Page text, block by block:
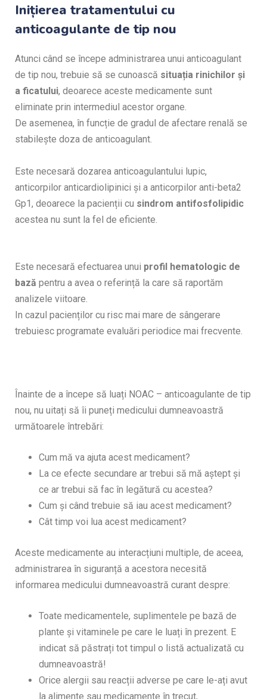
Inițierea tratamentului cu
anticoagulante de tip nou
Atunci când se începe administrarea unui anticoagulant
de tip nou, trebuie să se cunoască situația rinichilor și
a ficatului, deoarece aceste medicamente sunt
eliminate prin intermediul acestor organe.
De asemenea, în funcție de gradul de afectare renală se
stabilește doza de anticoagulant.
Este necesară dozarea anticoagulantului lupic,
anticorpilor anticardiolipinici și a anticorpilor anti-beta2
Gp1, deoarece la pacienții cu sindrom antifosfolipidic
acestea nu sunt la fel de eficiente.
Este necesară efectuarea unui profil hematologic de
bază pentru a avea o referință la care să raportăm
analizele viitoare.
In cazul pacienților cu risc mai mare de sângerare
trebuiesc programate evaluări periodice mai frecvente.
Înainte de a începe să luați NOAC – anticoagulante de tip
nou, nu uitați să îi puneți medicului dumneavoastră
următoarele întrebări:
Cum mă va ajuta acest medicament?
La ce efecte secundare ar trebui să mă aștept și
ce ar trebui să fac în legătură cu acestea?
Cum și când trebuie să iau acest medicament?
Cât timp voi lua acest medicament?
Aceste medicamente au interacțiuni multiple, de aceea,
administrarea în siguranță a acestora necesită
informarea medicului dumneavoastră curant despre:
Toate medicamentele, suplimentele pe bază de
plante și vitaminele pe care le luați în prezent. E
indicat să păstrați tot timpul o listă actualizată cu
dumneavoastră!
Orice alergii sau reacții adverse pe care le-ați avut
la alimente sau medicamente în trecut,